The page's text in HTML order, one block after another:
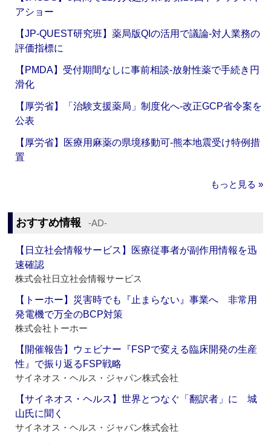
アショー
【JP-QUEST研究班】薬局版QIの活用で議論‐対人業務の
評価指標に
【PMDA】受付期間なしに事前相談‐放射性薬で手続き円
滑化
【厚労省】「治験支援薬局」制度化へ‐改正GCP省令案を
公表
【厚労省】医療用麻薬の県境移動可‐熊本地震受け特例措
置
もっと見る »
おすすめ情報 ‐AD‐
【日立社会情報サービス】医療従事者が副作用情報を迅
速確認
株式会社日立社会情報サービス
【トーホー】災害時でも『止まらない』事業へ 非常用
発電機で万全のBCP対策
株式会社トーホー
【開催報告】ウェビナー『FSPで変える臨床開発の生産
性』で振り返るFSP戦略
サイネオス・ヘルス・ジャパン株式会社
【サイネオス・ヘルス】世界とつなぐ「翻訳者」に 城
山氏に聞く
サイネオス・ヘルス・ジャパン株式会社